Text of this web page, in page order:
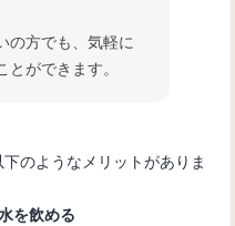
の方でも、気軽に
ができます。
のようなメリットがありま
を飲める